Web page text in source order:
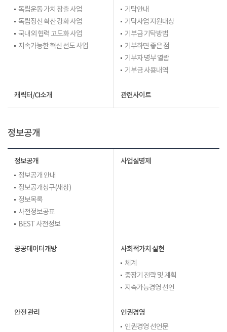
독립운동 가치 창출 사업
독립정신 확산 강화 사업
국내외 협력 고도화 사업
지속가능한 혁신 선도 사업
기탁안내
기탁사업 지원대상
기부금 기탁방법
기부하면 좋은 점
기부자 명부 열람
기부금 사용내역
캐릭터/CI소개 관련사이트
정보공개
정보공개
정보공개 안내
정보공개청구(새창)
정보목록
사전정보공표
BEST 사전정보
사업실명제
공공데이터개방 사회적가치 실현
체계
중장기 전략 및 계획
지속가능경영 선언
안전 관리 인권경영
인권경영 선언문